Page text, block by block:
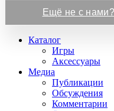
Ещё не с
Каталог
Игры
Аксессуары
Медиа
Публикации
Обсуждения
Комментарии